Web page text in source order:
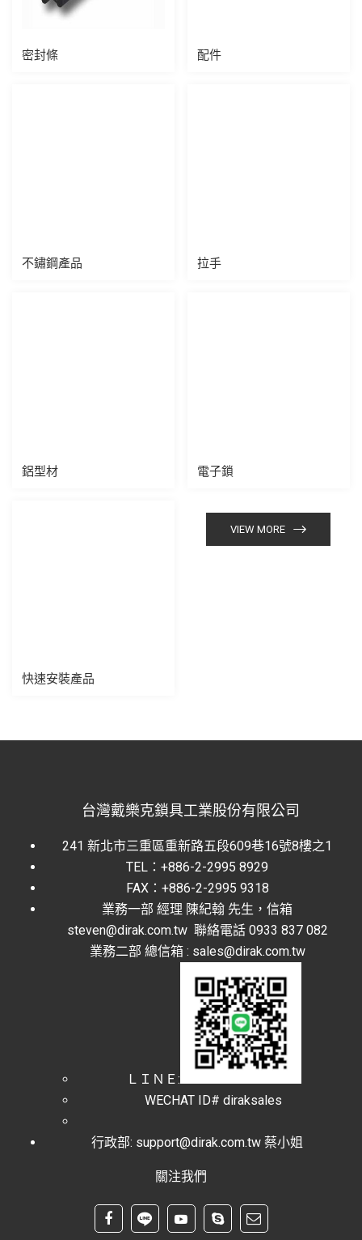
密封條 配件
不鏽鋼產品 拉手
鋁型材 電子鎖
快速安裝產品
VIEW MORE
台灣戴樂克鎖具工業股份有限公司
241 新北市三重區重新路五段609巷16號8樓之1
TEL：+886-2-2995 8929
FAX：+886-2-2995 9318
業務一部 經理 陳紀翰 先生，信箱
steven@dirak.com.tw 聯絡電話 0933 837 082
業務二部 總信箱 : sales@dirak.com.tw
ＬＩＮＥ:
WECHAT ID# diraksales
行政部: support@dirak.com.tw 蔡小姐
關注我們